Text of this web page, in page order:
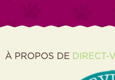
À PROPOS DE DIRECT-